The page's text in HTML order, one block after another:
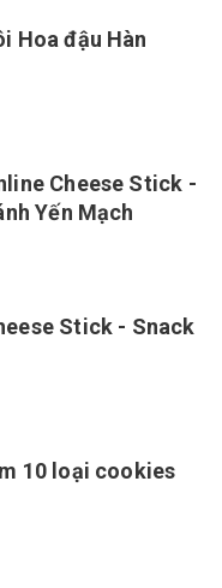
Hoa đậu Hàn
Cheese Stick -
Yến Mạch
Stick - Snack
10 loại cookies